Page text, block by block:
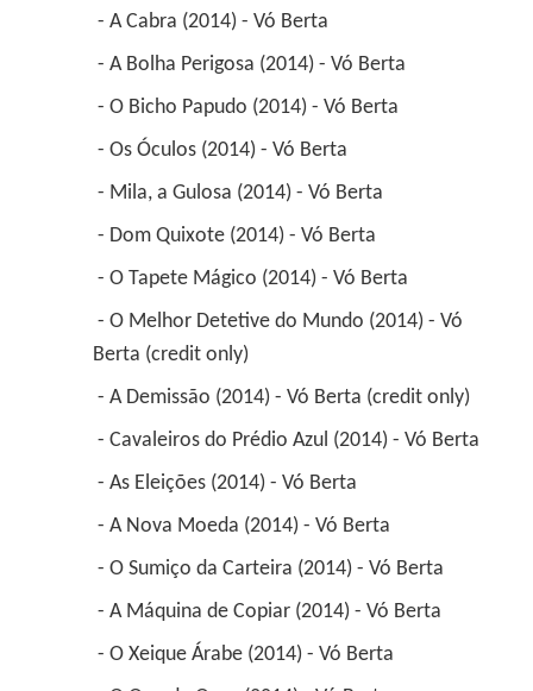
- A Cabra (2014) - Vó Berta
- A Bolha Perigosa (2014) - Vó Berta
- O Bicho Papudo (2014) - Vó Berta
- Os Óculos (2014) - Vó Berta
- Mila, a Gulosa (2014) - Vó Berta
- Dom Quixote (2014) - Vó Berta
- O Tapete Mágico (2014) - Vó Berta
Berta (credit only)
- A Demissão (2014) - Vó Berta (credit only)
- Cavaleiros do Prédio Azul (2014) - Vó Berta
- As Eleições (2014) - Vó Berta
- A Nova Moeda (2014) - Vó Berta
- O Sumiço da Carteira (2014) - Vó Berta
- A Máquina de Copiar (2014) - Vó Berta
- O Xeique Árabe (2014) - Vó Berta